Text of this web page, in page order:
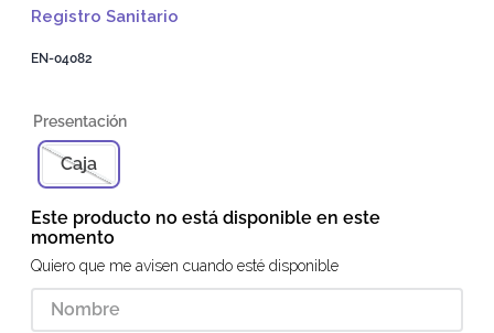
Registro Sanitario
EN-04082
Caja
Este producto no está disponible en este
momento
Quiero que me avisen cuando esté disponible